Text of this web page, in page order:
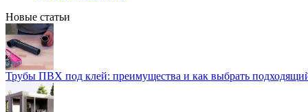
Новые статьи
Трубы ПВХ под клей: преимущества и как выбрать